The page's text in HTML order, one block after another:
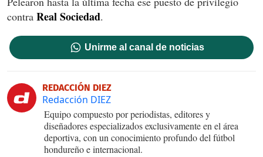
contra Real Sociedad.
Unirme al canal de noticias
REDACCIÓN DIEZ
Redacción DIEZ
Equipo compuesto por periodistas, editores y
diseñadores especializados exclusivamente en el área
deportiva, con un conocimiento profundo del fútbol
hondureño e internacional.